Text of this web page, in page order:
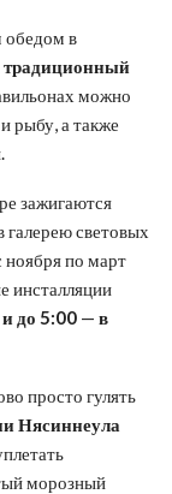
обедом в
традиционный
можно
рыбу, а также
зажигаются
галерею световых
ноября по март
инсталляции
и до 5:00 — в
просто гулять
Нясиннеула
морозный